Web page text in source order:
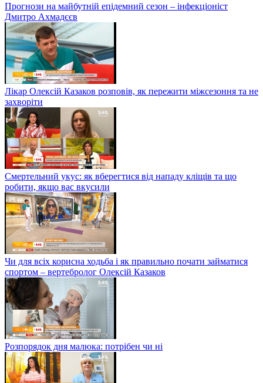
Прогнози на майбутній епідемний сезон – інфекціоніст
Дмитро Ахмадєєв
Лікар Олексій Казаков розповів, як пережити міжсезоння та не
захворіти
Смертельний укус: як вберегтися від нападу кліщів та що
робити, якщо вас вкусили
Чи для всіх корисна ходьба і як правильно почати займатися
спортом – вертебролог Олексій Казаков
Розпорядок дня малюка: потрібен чи ні